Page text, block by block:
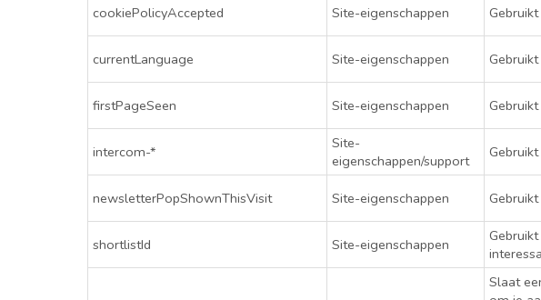
cookiePolicyAccepted Site-eigenschappen
currentLanguage Site-eigenschappen
firstPageSeen Site-eigenschappen
intercom-*
Site-
eigenschappen/support
newsletterPopShownThisVisit Site-eigenschappen
shortlistId Site-eigenschappen
Slaat